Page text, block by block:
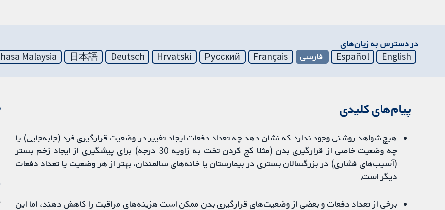
در دسترس به زیان‌های
English
Español فارسی Français
Русский
Hrvatski
Deutsch
日本語
Malaysia
پیام‌های کلیدی
هیچ شواهد روشنی وجود ندارد که نشان دهد چه تعداد دفعات ایجاد تغییر در وضعیت قرارگیری فرد (جابه‌جایی) یا
چه وضعیت خاصی از قرارگیری بدن (مثلا کج کردن تخت به زاویه 30 درجه) برای پیشگیری از ایجاد زخم بستر
(آسیب‌های فشاری) در بزرگسالان بستری در بیمارستان یا خانه‌های سالمندان، بهتر از هر وضعیت یا تعداد دفعات
دیگر است.
برخی از تعداد دفعات و بعضی از وضعیت‌های قرارگیری بدن ممکن است هزینه‌های مراقبت را کاهش دهند، اما این
4